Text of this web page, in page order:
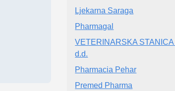
Ljekarna Saraga
Pharmagal
VETERINARSKA
d.d.
Pharmacia Pehar
Premed Pharma